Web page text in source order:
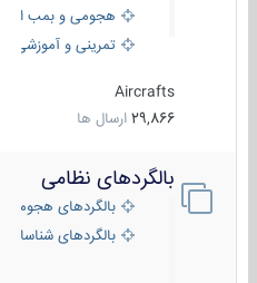
هجومی و بمب افکن
تمرینی و آموزشی
Aircrafts
29,866 ارسال ها
بالگردهای نظامی
بالگردهای هجومی
بالگردهای شناسایی